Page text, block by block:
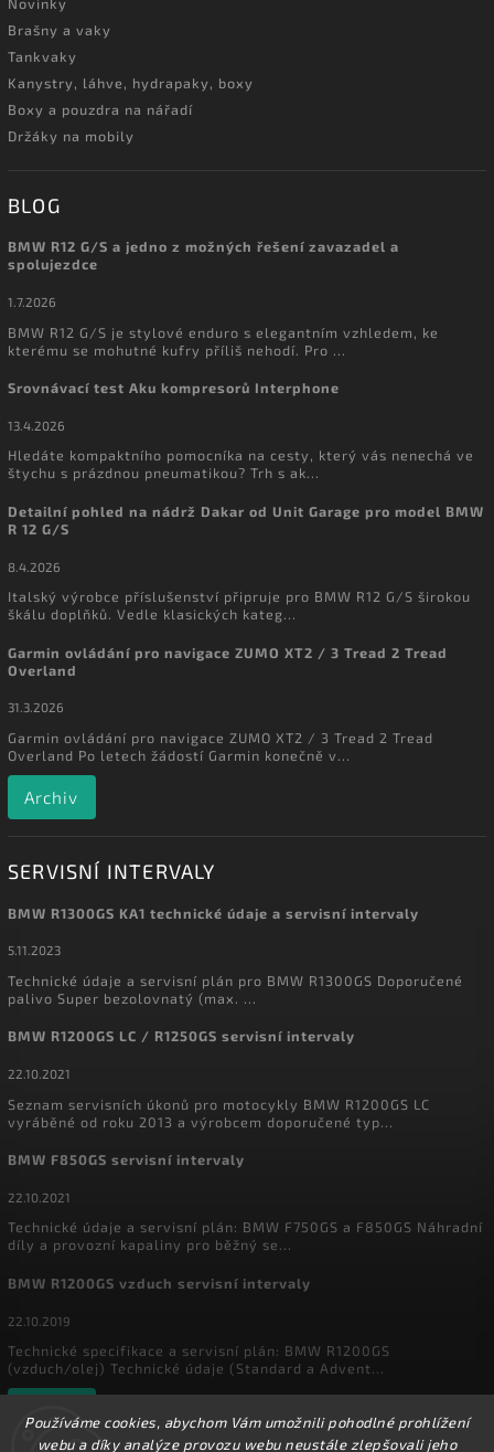
Používáme cookies, abychom Vám umožnili pohodlné prohlížení
webu a díky analýze provozu webu neustále zlepšovali jeho
Brašny a vaky
Tankvaky
Kanystry, láhve, hydrapaky, boxy
Boxy a pouzdra na nářadí
Držáky na mobily
BLOG
BMW R12 G/S a jedno z možných řešení zavazadel a
spolujezdce
1.7.2026
BMW R12 G/S je stylové enduro s elegantním vzhledem, ke
kterému se mohutné kufry příliš nehodí. Pro ...
Srovnávací test Aku kompresorů Interphone
13.4.2026
Hledáte kompaktního pomocníka na cesty, který vás nenechá ve
štychu s prázdnou pneumatikou? Trh s ak...
Detailní pohled na nádrž Dakar od Unit Garage pro model BMW
R 12 G/S
8.4.2026
Italský výrobce příslušenství připruje pro BMW R12 G/S širokou
škálu doplňků. Vedle klasických kateg...
Garmin ovládání pro navigace ZUMO XT2 / 3 Tread 2 Tread
Overland
31.3.2026
Garmin ovládání pro navigace ZUMO XT2 / 3 Tread 2 Tread
Overland Po letech žádostí Garmin konečně v...
Archiv
SERVISNÍ INTERVALY
BMW R1300GS KA1 technické údaje a servisní intervaly
5.11.2023
Technické údaje a servisní plán pro BMW R1300GS Doporučené
palivo Super bezolovnatý (max. ...
BMW R1200GS LC / R1250GS servisní intervaly
22.10.2021
Seznam servisních úkonů pro motocykly BMW R1200GS LC
vyráběné od roku 2013 a výrobcem doporučené typ...
BMW F850GS servisní intervaly
22.10.2021
Technické údaje a servisní plán: BMW F750GS a F850GS Náhradní
díly a provozní kapaliny pro běžný se...
BMW R1200GS vzduch servisní intervaly
22.10.2019
Technické specifikace a servisní plán: BMW R1200GS
(vzduch/olej) Technické údaje (Standard a Advent...